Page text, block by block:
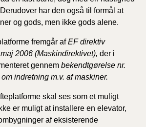
(1961-
har den også til formål at
og gods, men ikke gods alene.
fremgår afEF direktiv
2006 (Maskindirektivet), der i
gennem bekendtgørelse nr.
indretning m.v. af maskiner.
skal ses som et muligt
er muligt at installere en elevator,
af eksisterende